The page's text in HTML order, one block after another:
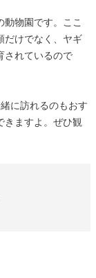
物園です。ここ
だけでなく、ヤギ
されているので
に訪れるのもおす
きますよ。ぜひ観